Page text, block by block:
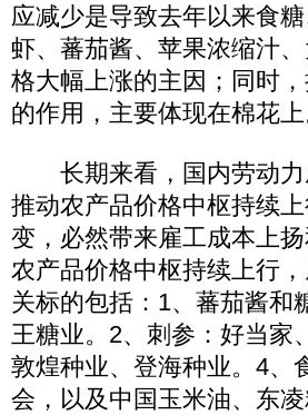
应减少是导致去年以来食
虾、蕃茄酱、苹果浓缩汁
格大幅上涨的主因；同时
的作用，主要体现在棉花上
长期来看，国内劳动力
推动农产品价格中枢持续
变，必然带来雇工成本上
农产品价格中枢持续上行
关标的包括：1、蕃茄酱和
王糖业。2、刺参：好当家
敦煌种业、登海种业。4、
会，以及中国玉米油、东